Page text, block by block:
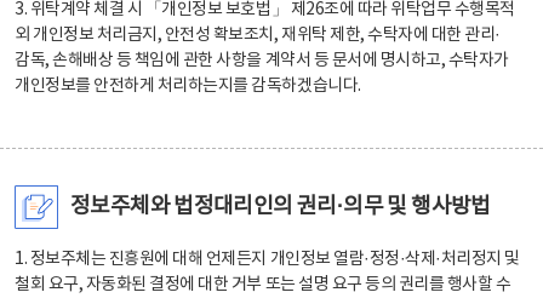
3. 위탁계약 체결 시 「개인정보 보호법」 제26조에 따라 위탁업무 수행목적
외 개인정보 처리금지, 안전성 확보조치, 재위탁 제한, 수탁자에 대한 관리·
감독, 손해배상 등 책임에 관한 사항을 계약서 등 문서에 명시하고, 수탁자가
개인정보를 안전하게 처리하는지를 감독하겠습니다.
정보주체와 법정대리인의 권리·의무 및 행사방법
1. 정보주체는 진흥원에 대해 언제든지 개인정보 열람·정정·삭제·처리정지 및
철회 요구, 자동화된 결정에 대한 거부 또는 설명 요구 등의 권리를 행사할 수